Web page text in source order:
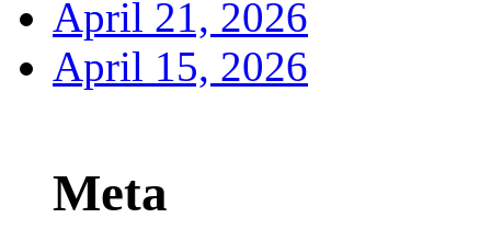
April 21, 2026
April 15, 2026
Meta